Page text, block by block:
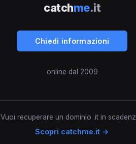
catchme.it
Chiedi informazioni
online dal 2009
Vuoi recuperare un dominio .it in
Scopri catchme.it →